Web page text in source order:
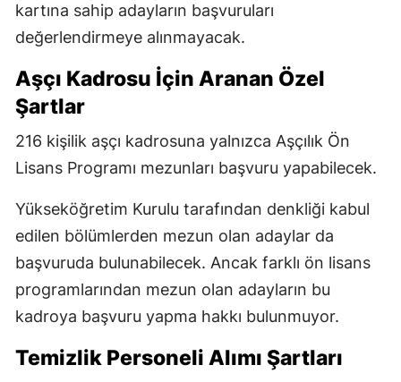
kartına sahip adayların başvuruları
değerlendirmeye alınmayacak.
Aşçı Kadrosu İçin Aranan Özel
Şartlar
216 kişilik aşçı kadrosuna yalnızca Aşçılık Ön
Lisans Programı mezunları başvuru yapabilecek.
Yükseköğretim Kurulu tarafından denkliği kabul
edilen bölümlerden mezun olan adaylar da
başvuruda bulunabilecek. Ancak farklı ön lisans
programlarından mezun olan adayların bu
kadroya başvuru yapma hakkı bulunmuyor.
Temizlik Personeli Alımı Şartları